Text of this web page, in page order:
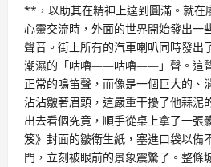
**，以助其在精神上達到圓滿。就在
心靈交流時，外面的世界開始發出一
聲音。街上所有的汽車喇叭同時發出
潮濕的「咕嚕——咕嚕——」聲。這
正常的鳴笛聲，而像是一個巨大的、
沾沾皺著眉頭，這嚴重干擾了他蒜泥
出去看個究竟，順手從桌上拿了一張
笈》封面的皺衛生紙，塞進口袋以備
門，立刻被眼前的景象震驚了。整條